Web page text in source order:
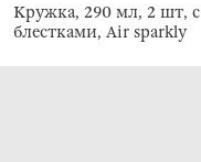
Кружка, 290 мл, 2 шт, с
блестками, Air sparkly